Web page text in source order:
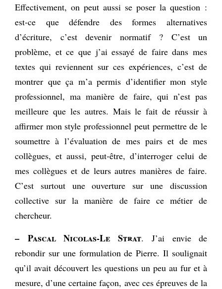
Effectivement, on peut aussi se poser la question :
est-ce que défendre des formes alternatives
d’écriture, c’est devenir normatif ? C’est un
problème, et ce que j’ai essayé de faire dans mes
textes qui reviennent sur ces expériences, c’est de
montrer que ça m’a permis d’identifier mon style
professionnel, ma manière de faire, qui n’est pas
meilleure que les autres. Mais le fait de réussir à
affirmer mon style professionnel peut permettre de le
soumettre à l’évaluation de mes pairs et de mes
collègues, et aussi, peut-être, d’interroger celui de
mes collègues et de leurs autres manières de faire.
C’est surtout une ouverture sur une discussion
collective sur la manière de faire ce métier de
chercheur.
– Pascal Nicolas-Le Strat. J’ai envie de
rebondir sur une formulation de Pierre. Il soulignait
qu’il avait découvert les questions un peu au fur et à
mesure, d’une certaine façon, avec ces épreuves de la